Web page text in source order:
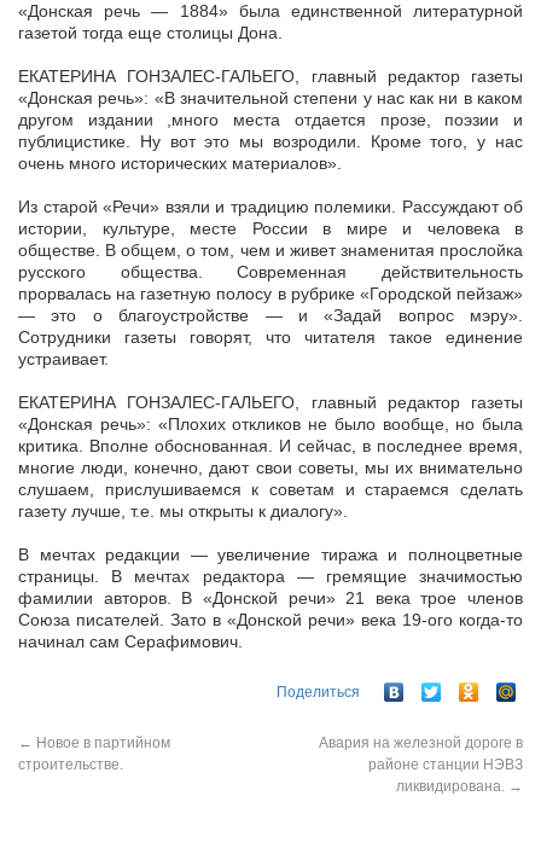
«Донская речь — 1884» была единственной литературной
газетой тогда еще столицы Дона.
ЕКАТЕРИНА ГОНЗАЛЕС-ГАЛЬЕГО, главный редактор газеты
«Донская речь»: «В значительной степени у нас как ни в каком
другом издании ,много места отдается прозе, поэзии и
публицистике. Ну вот это мы возродили. Кроме того, у нас
очень много исторических материалов».
Из старой «Речи» взяли и традицию полемики. Рассуждают об
истории, культуре, месте России в мире и человека в
обществе. В общем, о том, чем и живет знаменитая прослойка
русского общества. Современная действительность
прорвалась на газетную полосу в рубрике «Городской пейзаж»
— это о благоустройстве — и «Задай вопрос мэру».
Сотрудники газеты говорят, что читателя такое единение
устраивает.
ЕКАТЕРИНА ГОНЗАЛЕС-ГАЛЬЕГО, главный редактор газеты
«Донская речь»: «Плохих откликов не было вообще, но была
критика. Вполне обоснованная. И сейчас, в последнее время,
многие люди, конечно, дают свои советы, мы их внимательно
слушаем, прислушиваемся к советам и стараемся сделать
газету лучше, т.е. мы открыты к диалогу».
В мечтах редакции — увеличение тиража и полноцветные
страницы. В мечтах редактора — гремящие значимостью
фамилии авторов. В «Донской речи» 21 века трое членов
Союза писателей. Зато в «Донской речи» века 19-ого когда-то
начинал сам Серафимович.
Поделиться
← Новое в партийном
строительстве.
Авария на железной дороге в
районе станции НЭВЗ
ликвидирована. →